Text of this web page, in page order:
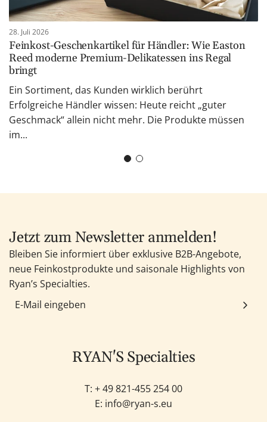
28. Juli 2026
Feinkost-Geschenkartikel für Händler: Wie Easton
Reed moderne Premium-Delikatessen ins Regal
bringt
Ein Sortiment, das Kunden wirklich berührt
Erfolgreiche Händler wissen: Heute reicht „guter
Geschmack“ allein nicht mehr. Die Produkte müssen
im...
Jetzt zum Newsletter anmelden!
Bleiben Sie informiert über exklusive B2B-Angebote,
neue Feinkostprodukte und saisonale Highlights von
Ryan’s Specialties.
RYAN'S Specialties
T: +49 821-455 254 00
E: info@ryan-s.eu